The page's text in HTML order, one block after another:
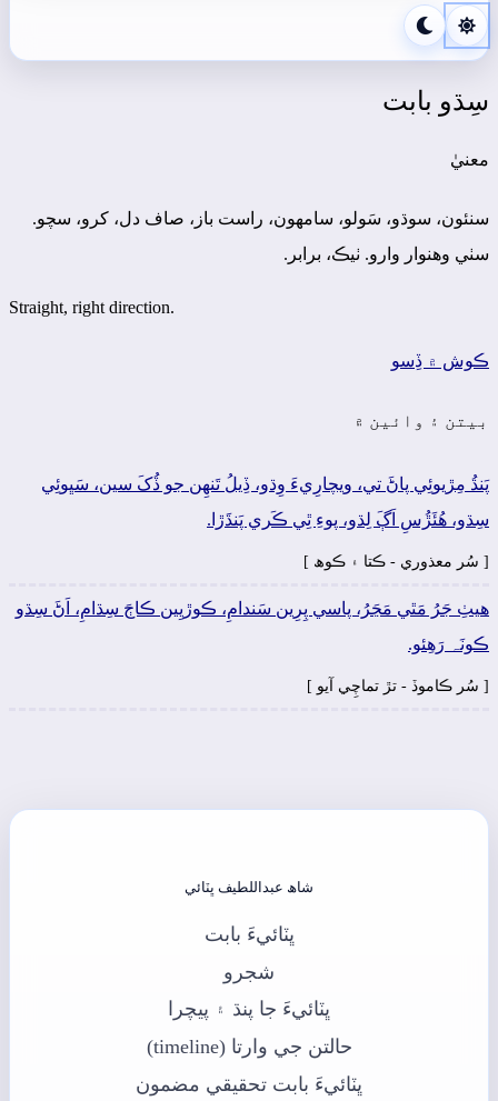
سِڌو بابت
معنيٰ
سنئون، سوڌو، سَولو، سامهون، راست باز، صاف دل، کرو، سچو.
سٺي وهنوار وارو. ٺيڪ، برابر.
Straight, right direction.
ڪوش ۾ ڏِسو
بيتن ۽ وائين ۾
پَنڌُ مِڙيوئِي پاڻَ تي، ويچارِيءَ وِڌو، ڏِيلُ تَنھِن جو ڏُکَ سين، سَڀوئِي
سِڌو، ھُئَڙُسِ اَڳَ لِڌو، پوءِ ٿِي ڪَري پَنڌَڙا.
[ سُر معذوري - ڪتا ۽ ڪوھ ]
ھيٺِ جَرُ مَٿي مَڃَرُ، پاسي پِرِين سَندامِ، ڪوڙيِين ڪاڄَ سِڌامِ، اَڻَ سِڌو
ڪونَہ رَھِئو.
[ سُر ڪاموڏ - تڙ تماچِي آيو ]
شاھ عبداللطيف ڀٽائي
ڀٽائيءَ بابت
شجرو
ڀٽائيءَ جا پنڌ ۽ پيچرا
حالتن جي وارتا (timeline)
ڀٽائيءَ بابت تحقيقي مضمون